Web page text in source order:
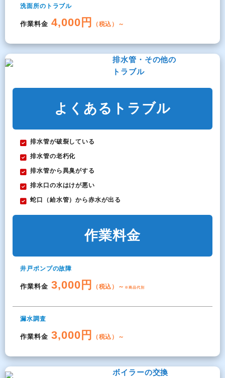
洗面所のトラブル
作業料金 4,000円 （税込）～
排水管・その他の
トラブル
よくあるトラブル
排水管が破裂している
排水管の老朽化
排水管から異臭がする
排水口の水はけが悪い
蛇口（給水管）から赤水が出る
作業料金
井戸ポンプの故障
作業料金 3,000円 （税込）～ ※商品代別
漏水調査
作業料金 3,000円 （税込）～
ボイラーの交換